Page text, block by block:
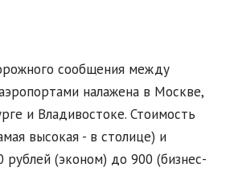
сообщения между
налажена в Москве,
и Владивостоке. Стоимость
высокая - в столице) и
рублей (эконом) до 900 (бизнес-